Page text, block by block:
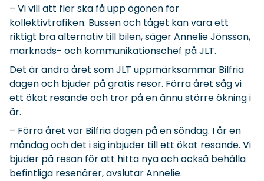
– Vi vill att fler ska få upp ögonen för
kollektivtrafiken. Bussen och tåget kan vara ett
riktigt bra alternativ till bilen, säger Annelie Jönsson,
marknads- och kommunikationschef på JLT.
Det är andra året som JLT uppmärksammar Bilfria
dagen och bjuder på gratis resor. Förra året såg vi
ett ökat resande och tror på en ännu större ökning i
år.
– Förra året var Bilfria dagen på en söndag. I år en
måndag och det i sig inbjuder till ett ökat resande. Vi
bjuder på resan för att hitta nya och också behålla
befintliga resenärer, avslutar Annelie.